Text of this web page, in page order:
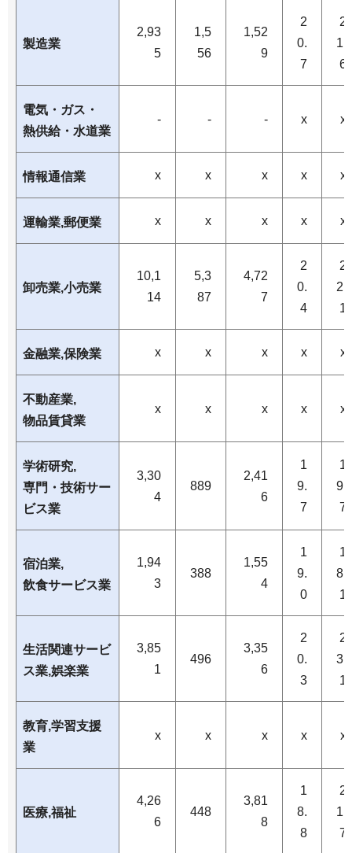
製造業
2,93
5
1,5
56
1,52
9
2
0.
7
2
1.
6
電気・ガス・
熱供給・水道業
- - - x x
情報通信業 x x x x x
運輸業,郵便業 x x x x x
卸売業,小売業
10,1
14
5,3
87
4,72
7
2
0.
4
2
2.
1
金融業,保険業 x x x x x
不動産業,
物品賃貸業
x x x x x
学術研究,
専門・技術サー
ビス業
3,30
4
889
2,41
6
1
9.
7
1
9.
7
宿泊業,
飲食サービス業
1,94
3
388
1,55
4
1
9.
0
1
8.
1
生活関連サービ
ス業,娯楽業
3,85
1
496
3,35
6
2
0.
3
2
3.
1
教育,学習支援
業
x x x x x
医療,福祉
4,26
6
448
3,81
8
1
8.
8
2
1.
7